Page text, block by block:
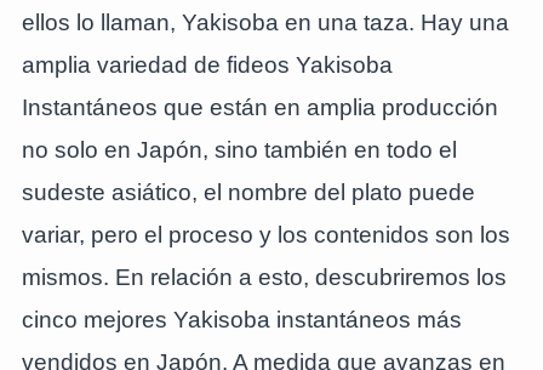
ellos lo llaman, Yakisoba en una taza. Hay una
amplia variedad de fideos Yakisoba
Instantáneos que están en amplia producción
no solo en Japón, sino también en todo el
sudeste asiático, el nombre del plato puede
variar, pero el proceso y los contenidos son los
mismos. En relación a esto, descubriremos los
cinco mejores Yakisoba instantáneos más
vendidos en Japón. A medida que avanzas en